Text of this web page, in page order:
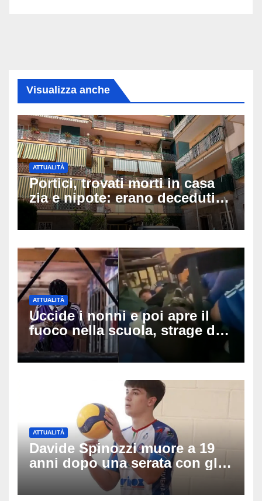
Visualizza anche
ATTUALITÀ
Portici, trovati morti in casa
zia e nipote: erano deceduti
da giorni, il caldo tra le
ipotesi al vaglio
ATTUALITÀ
Uccide i nonni e poi apre il
fuoco nella scuola, strage di
insegnanti: il possibile
movente dietro il massacro in
ATTUALITÀ
Davide Spinozzi muore a 19
anni dopo una serata con gli
amici: il mistero dello
schianto senza frenata